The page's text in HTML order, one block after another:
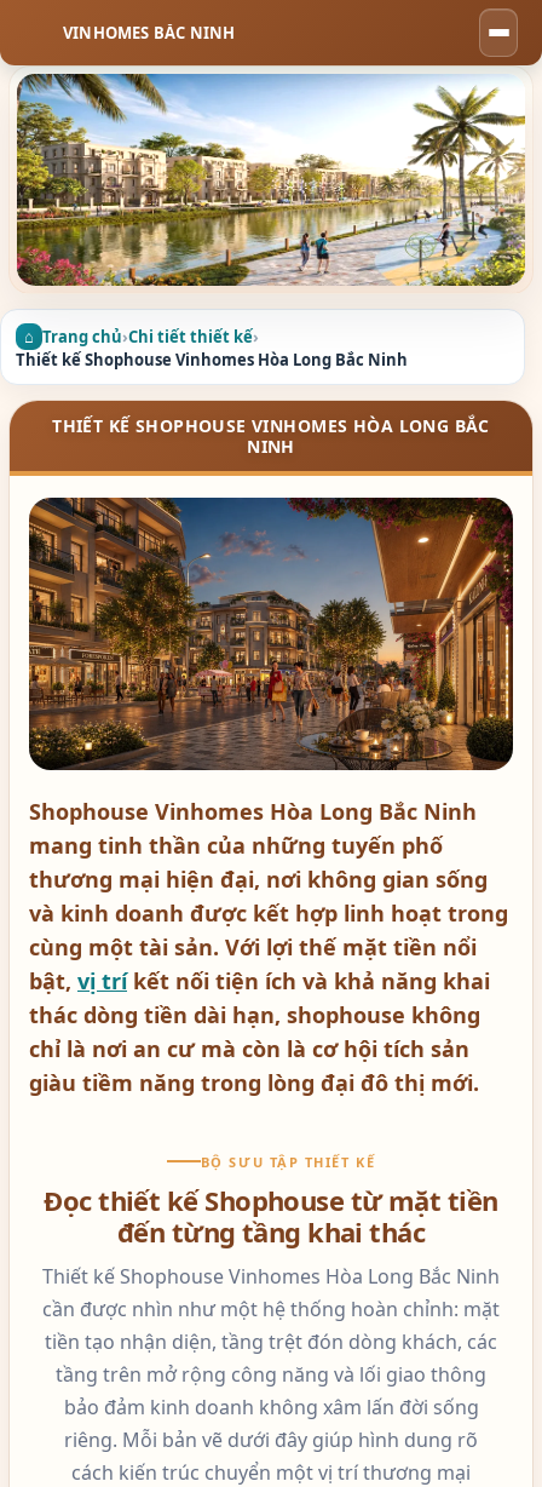
VINHOMES BẮC NINH
Trang chủ›Chi tiết thiết kế›
Thiết kế Shophouse Vinhomes Hòa Long Bắc Ninh
THIẾT KẾ SHOPHOUSE VINHOMES HÒA LONG BẮC
NINH
Shophouse Vinhomes Hòa Long Bắc Ninh
mang tinh thần của những tuyến phố
thương mại hiện đại, nơi không gian sống
và kinh doanh được kết hợp linh hoạt trong
cùng một tài sản. Với lợi thế mặt tiền nổi
bật, vị tríkết nối tiện ích và khả năng khai
thác dòng tiền dài hạn, shophouse không
chỉ là nơi an cư mà còn là cơ hội tích sản
giàu tiềm năng trong lòng đại đô thị mới.
BỘ SƯU TẬP THIẾT KẾ
Đọc thiết kế Shophouse từ mặt tiền
đến từng tầng khai thác
Thiết kế Shophouse Vinhomes Hòa Long Bắc Ninh
cần được nhìn như một hệ thống hoàn chỉnh: mặt
tiền tạo nhận diện, tầng trệt đón dòng khách, các
tầng trên mở rộng công năng và lối giao thông
bảo đảm kinh doanh không xâm lấn đời sống
riêng. Mỗi bản vẽ dưới đây giúp hình dung rõ
cách kiến trúc chuyển một vị trí thương mại